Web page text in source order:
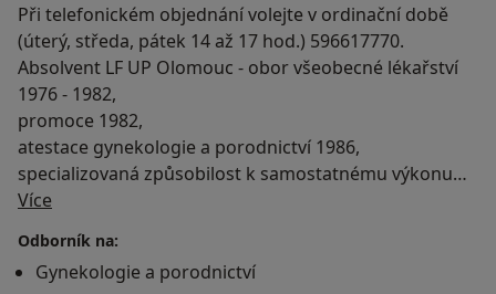
Při telefonickém objednání volejte v ordinační době
(úterý, středa, pátek 14 až 17 hod.) 596617770.
Absolvent LF UP Olomouc - obor všeobecné lékařství
1976 - 1982,
promoce 1982,
atestace gynekologie a porodnictví 1986,
specializovaná způsobilost k samostatnému výkonu
povolání lékaře v oboru gynekologie a porodnictví.
Zaměstnání: MNOF Ostrava 1, oddělení gynekologie a
porodnictví 1983 - 1987, od roku 1987 ambulantní
praxe dosud.
Více
Odborník na:
Gynekologie a porodnictví